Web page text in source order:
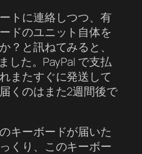
トに連絡しつつ、有
ドのユニット自体を
？と訊ねてみると、
した。PayPal で支払
またすぐに発送して
くのはまた2週間後で
キーボードが届いた
くり、このキーボー